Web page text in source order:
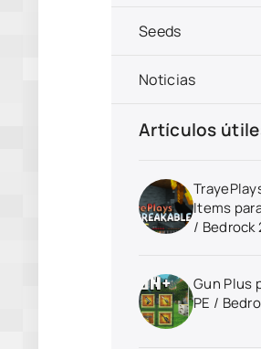
Seeds
Noticias
Artículos
Items
/ Bedrock
Gun Plus
PE /